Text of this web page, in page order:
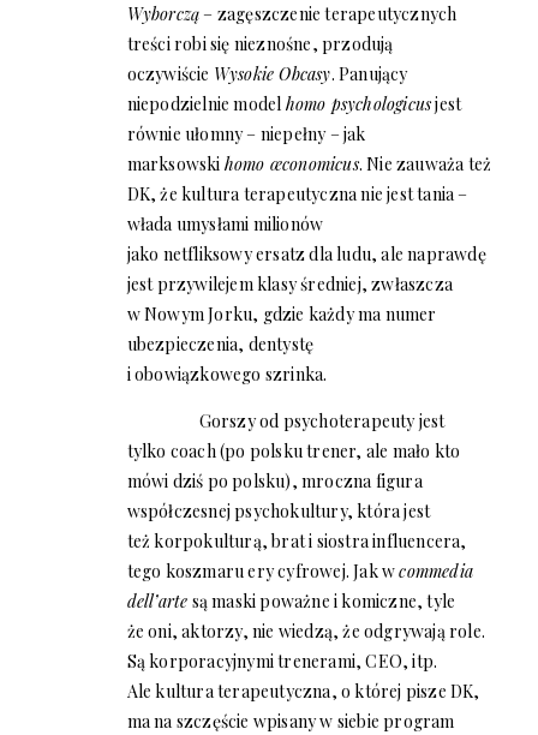
Wyborczą– zagęszczenie terapeutycznych
treści robi się nieznośne, przodują
oczywiście Wysokie Obcasy. Panujący
niepodzielnie model homo psychologicusjest
równie ułomny – niepełny – jak
marksowski homo œconomicus. Nie zauważa też
DK, że kultura terapeutyczna nie jest tania –
włada umysłami milionów
jako netfliksowy ersatz dla ludu, ale naprawdę
jest przywilejem klasy średniej, zwłaszcza
w Nowym Jorku, gdzie każdy ma numer
ubezpieczenia, dentystę
i obowiązkowego szrinka.
Gorszy od psychoterapeuty jest
tylko coach (po polsku trener, ale mało kto
mówi dziś po polsku), mroczna figura
współczesnej psychokultury, która jest
też korpokulturą, brat i siostra influencera,
tego koszmaru ery cyfrowej. Jak wcommedia
dell’arte są maski poważne i komiczne, tyle
że oni, aktorzy, nie wiedzą, że odgrywają role.
Są korporacyjnymi trenerami, CEO, itp.
Ale kultura terapeutyczna, o której pisze DK,
ma na szczęście wpisany w siebie program